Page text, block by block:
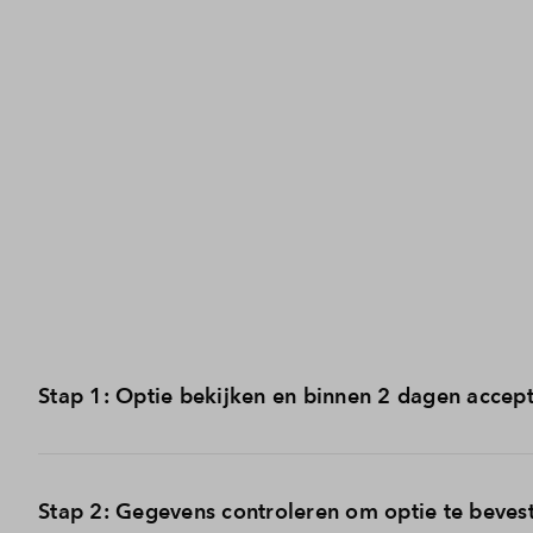
Stap 1: Optie bekijken en binnen 2 dagen
In je Mijn Eigen Huis Omgeving kan je zien op welk
Stap 2: Gegevens controleren om optie te